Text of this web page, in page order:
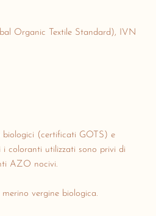
Organic Textile Standard), IVN
biologici (certificati GOTS) e
coloranti utilizzati sono privi di
AZO nocivi.
vergine biologica.